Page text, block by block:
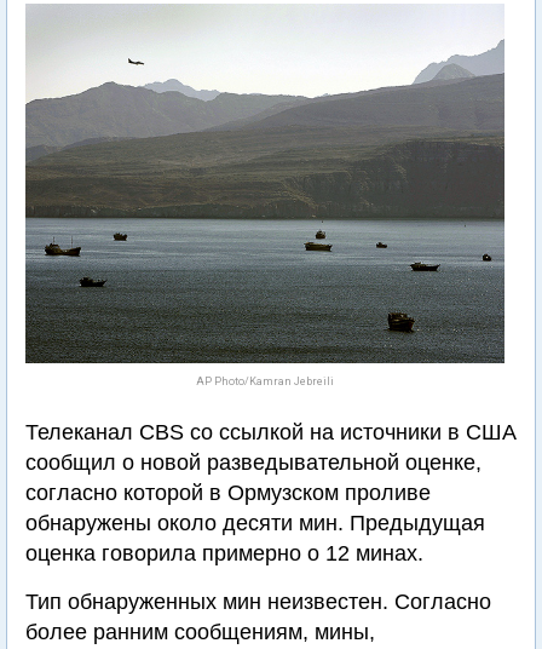
AP Photo/Kamran Jebreili
Телеканал CBS со ссылкой на источники в США
сообщил о новой разведывательной оценке,
согласно которой в Ормузском проливе
обнаружены около десяти мин. Предыдущая
оценка говорила примерно о 12 минах.
Тип обнаруженных мин неизвестен. Согласно
более ранним сообщениям, мины,